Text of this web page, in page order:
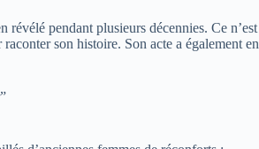
pendant plusieurs décennies. Ce n’est
son histoire. Son acte a également